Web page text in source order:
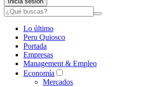
Lo último
Peru Quiosco
Portada
Empresas
Management & Empleo
Economía
Mercados